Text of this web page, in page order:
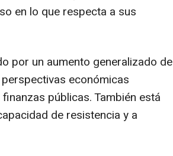
en lo que respecta a sus
por un aumento generalizado de
económicas
públicas. También está
de resistencia y a